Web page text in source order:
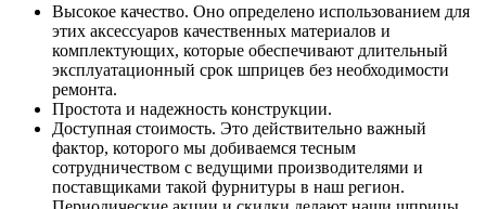
Высокое качество. Оно определено использованием для
этих аксессуаров качественных материалов и
комплектующих, которые обеспечивают длительный
эксплуатационный срок шприцев без необходимости
ремонта.
Простота и надежность конструкции.
Доступная стоимость. Это действительно важный
фактор, которого мы добиваемся тесным
сотрудничеством с ведущими производителями и
поставщиками такой фурнитуры в наш регион.